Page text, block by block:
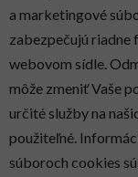
a marketingové
zabezpečujú riadne
webovom sídle.
môže zmeniť Vaše
určité služby na
použiteľné.
súboroch cookies